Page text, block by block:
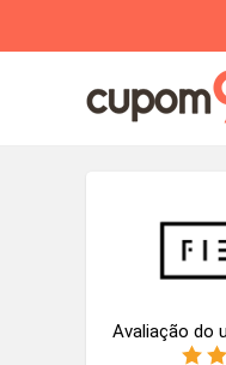
Avaliação do